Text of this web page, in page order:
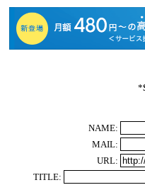
*
NAME:
MAIL:
URL:
TITLE: